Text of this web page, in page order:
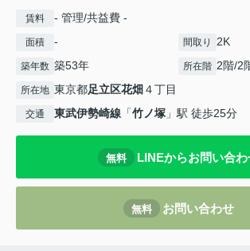
賃料 - 管理/共益費 -
面積 - 間取り 2K
築年数 築53年 所在階 2階/2
所在地 東京都足立区花畑 ４丁目
交通 東武伊勢崎線 「竹ノ塚 」駅 徒歩25分
無料 LINEからお問い合わ
無料 お問い合わせ